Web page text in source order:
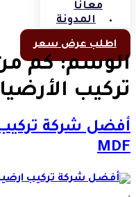
معانا
المدونة
اطلب عرض سعر
الوسم:كم
تركيب
MDF